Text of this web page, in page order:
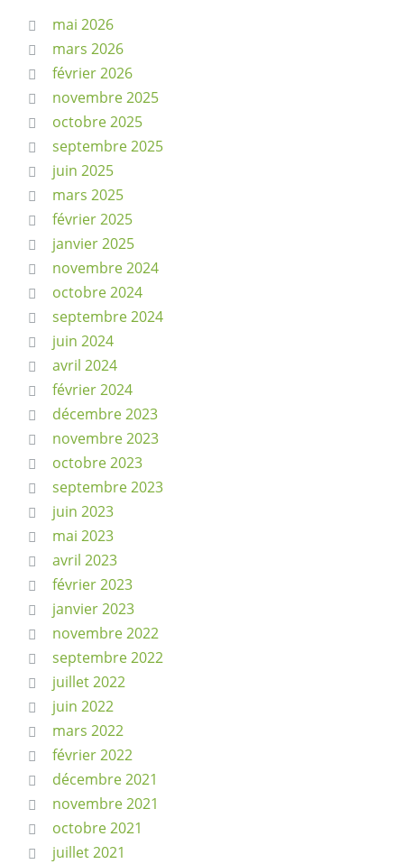
mai 2026
mars 2026
février 2026
novembre 2025
octobre 2025
septembre 2025
juin 2025
mars 2025
février 2025
janvier 2025
novembre 2024
octobre 2024
septembre 2024
juin 2024
avril 2024
février 2024
décembre 2023
novembre 2023
octobre 2023
septembre 2023
juin 2023
mai 2023
avril 2023
février 2023
janvier 2023
novembre 2022
septembre 2022
juillet 2022
juin 2022
mars 2022
février 2022
décembre 2021
novembre 2021
octobre 2021
juillet 2021